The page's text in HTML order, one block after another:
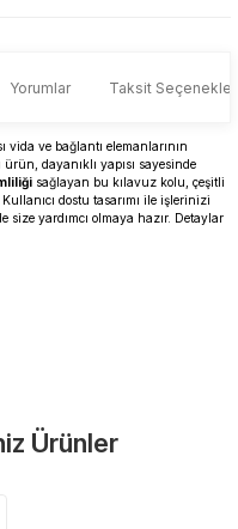
Yorumlar Taksit
vida ve bağlantı elemanlarının
dayanıklı yapısı sayesinde
sağlayan bu kılavuz kolu, çeşitli
dostu tasarımı ile işlerinizi
size yardımcı olmaya hazır. Detaylar
altındadır. Size en yakın
Ürünler